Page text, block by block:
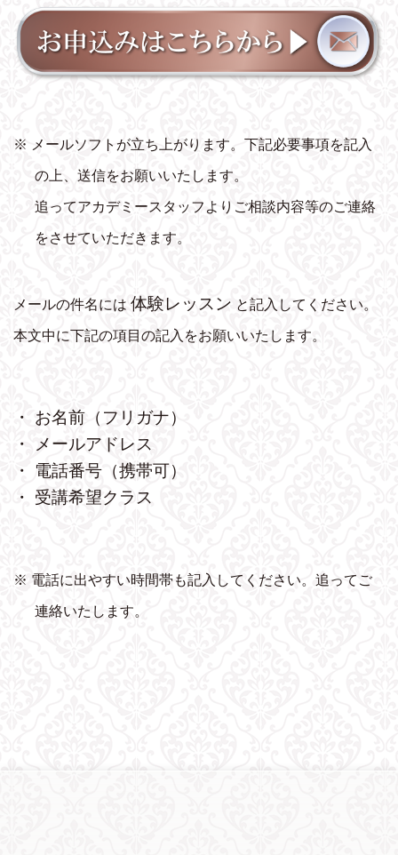
※ メールソフトが立ち上がります。下記必要事項を記入
の上、送信をお願いいたします。
追ってアカデミースタッフよりご相談内容等のご連絡
をさせていただきます。
メールの件名には 体験レッスン と記入してください。
本文中に下記の項目の記入をお願いいたします。
・ お名前（フリガナ）
・ メールアドレス
・ 電話番号（携帯可）
・ 受講希望クラス
※ 電話に出やすい時間帯も記入してください。追ってご
連絡いたします。